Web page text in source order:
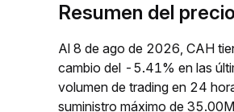
Resumen del
Al 8 de ago de 2026, CAH
cambio del -5.41% en las
volumen de trading en 24
suministro máximo de